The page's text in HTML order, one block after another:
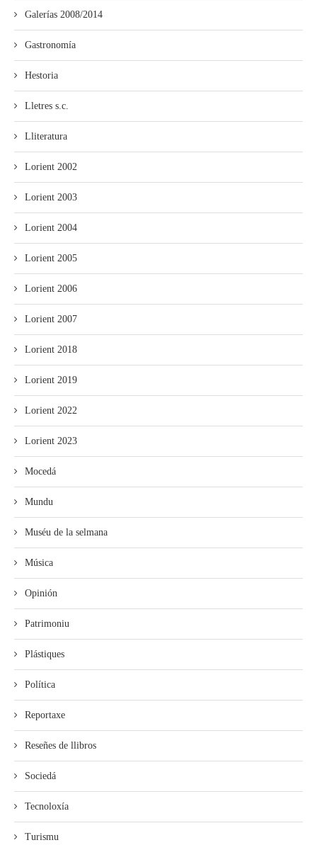
Galerías 2008/2014
Gastronomía
Hestoria
Lletres s.c.
Lliteratura
Lorient 2002
Lorient 2003
Lorient 2004
Lorient 2005
Lorient 2006
Lorient 2007
Lorient 2018
Lorient 2019
Lorient 2022
Lorient 2023
Mocedá
Mundu
Muséu de la selmana
Música
Opinión
Patrimoniu
Plástiques
Política
Reportaxe
Reseñes de llibros
Sociedá
Tecnoloxía
Turismu